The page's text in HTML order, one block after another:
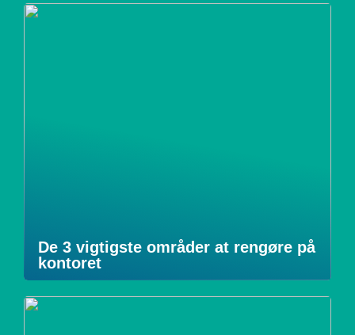
De 3 vigtigste områder at rengøre på
kontoret